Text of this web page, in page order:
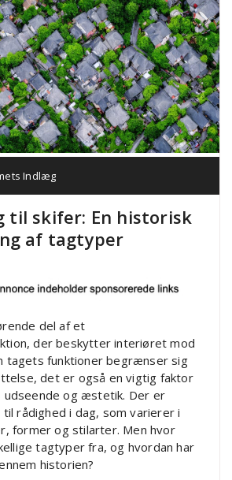
Indlæg
til skifer: En historisk
af tagtyper
del af et
der beskytter interiøret mod
tagets funktioner begrænser sig
det er også en vigtig faktor
udseende og æstetik. Der er
rådighed i dag, som varierer i
former og stilarter. Men hvor
tagtyper fra, og hvordan har
historien?